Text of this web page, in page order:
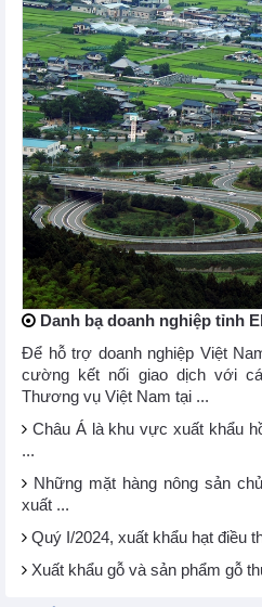
Danh bạ doanh nghiệp tỉnh
Để hỗ trợ doanh nghiệp Việt
cường kết nối giao dịch với
Thương vụ Việt Nam tại ...
Châu Á là khu vực xuất khẩu
...
Những mặt hàng nông sản
xuất ...
Quý I/2024, xuất khẩu hạt điều
Xuất khẩu gỗ và sản phẩm gỗ